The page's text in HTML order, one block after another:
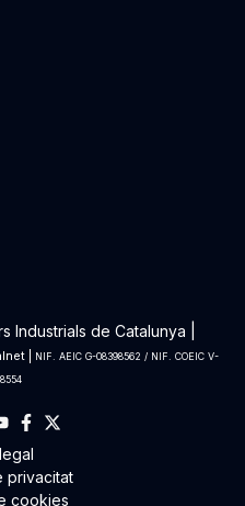
de Catalunya |
|
NIF. AEIC G-08398562 / NIF. COEIC V-
privacitat
cookies